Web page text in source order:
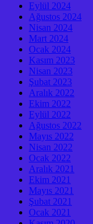
Eylül 2024
Ağustos 2024
Nisan 2024
Mart 2024
Ocak 2024
Kasım 2023
Nisan 2023
Şubat 2023
Aralık 2022
Ekim 2022
Eylül 2022
Ağustos 2022
Mayıs 2022
Nisan 2022
Ocak 2022
Aralık 2021
Ekim 2021
Mayıs 2021
Şubat 2021
Ocak 2021